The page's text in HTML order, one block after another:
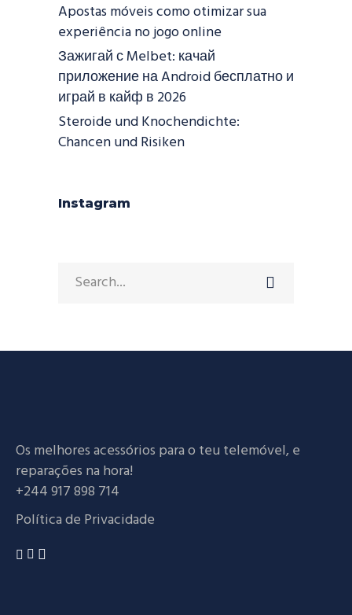
Apostas móveis como otimizar sua
experiência no jogo online
Зажигай с Melbet: качай
приложение на Android бесплатно и
играй в кайф в 2026
Steroide und Knochendichte:
Chancen und Risiken
Instagram
Search
for:
Os melhores acessórios para o teu telemóvel, e
reparações na hora!
+244 917 898 714
Política de Privacidade